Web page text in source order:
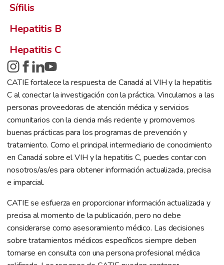
Sífilis
Hepatitis B
Hepatitis C
CATIE fortalece la respuesta de Canadá al VIH y la hepatitis
C al conectar la investigación con la práctica. Vinculamos a las
personas proveedoras de atención médica y servicios
comunitarios con la ciencia más reciente y promovemos
buenas prácticas para los programas de prevención y
tratamiento. Como el principal intermediario de conocimiento
en Canadá sobre el VIH y la hepatitis C, puedes contar con
nosotros/as/es para obtener información actualizada, precisa
e imparcial.
CATIE se esfuerza en proporcionar información actualizada y
precisa al momento de la publicación, pero no debe
considerarse como asesoramiento médico. Las decisiones
sobre tratamientos médicos específicos siempre deben
tomarse en consulta con una persona profesional médica